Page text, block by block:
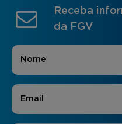
Receba
da FGV
Nome
E-mail